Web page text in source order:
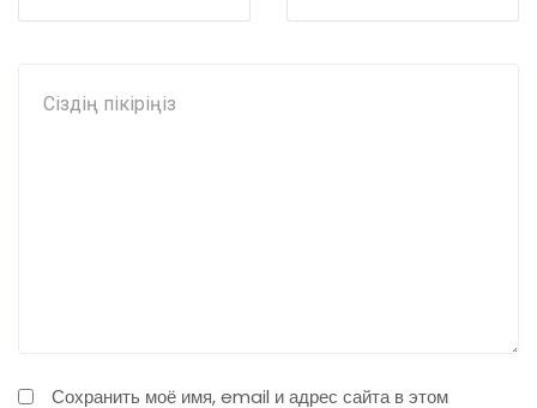
Сохранить моё имя, email и адрес сайта в этом